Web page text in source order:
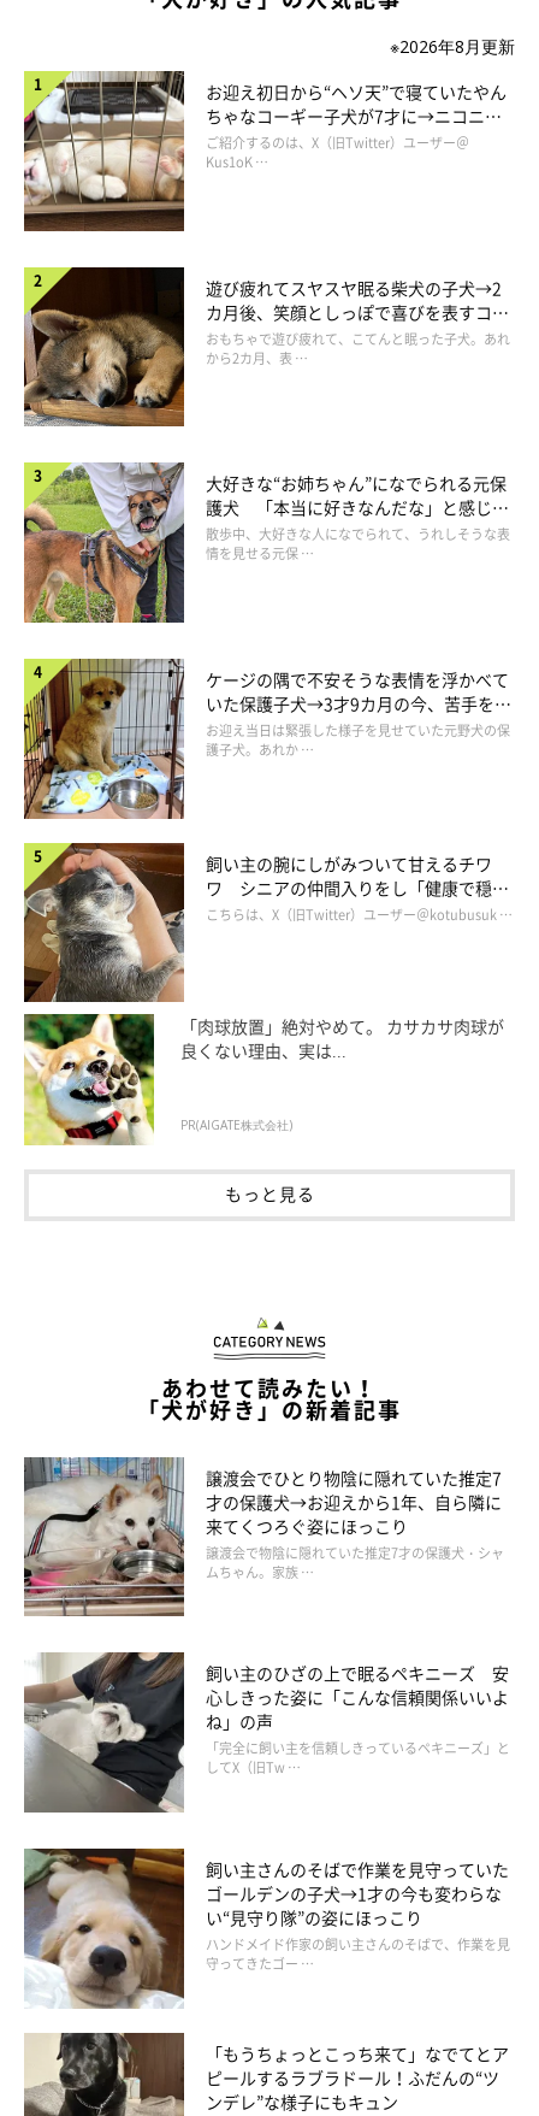
と、すかざす飼い主さんの反対側の足をタッチ♪ でも、自信が
ないのか……
@02305891t
「ほんとにこっちじゃない…？・ω・」
チーズがないほうの飼い主さんの手を、もう一度タッチ（笑）
タロウくん、犬なのに鼻を使わないタイプ
@02305891t
最後はちゃんとチーズの入っている手のほうをタッチできて、よ
せっかくある鼻は 使わないタイプ #勘がはずれた #チーズが
欲しい #柴犬 #柴 #しばいぬ #いぬのきもち #shiba
#shibastagram
02305891さん(@02305891t)がシェアした投稿 -
ニオイを嗅げば一発で当たったかもしれないけれど、あえて
「勘」で挑戦するタロウくん。そんな姿がかわいすぎるのでした
(*´∀｀*)
★Instagram、Twitterで「#いぬのきもち」「#いぬのきもち部」
でご投稿いただいた素敵な写真・動画を紹介しています。
※2026年8月更新
お迎え初日から“ヘソ天”で寝ていたやん
ちゃなコーギー子犬が7才に→ニコニ
コ“コーギースマイル”が魅力のコに成
長！
ご紹介するのは、X（旧Twitter）ユーザー＠
Kus1oK …
遊び疲れてスヤスヤ眠る柴犬の子犬→2
カ月後、笑顔としっぽで喜びを表すコに
成長！
おもちゃで遊び疲れて、こてんと眠った子犬。あれ
から2カ月、表 …
大好きな“お姉ちゃん”になでられる元保
護犬 「本当に好きなんだな」と感じる
表情にほっこり
散歩中、大好きな人になでられて、うれしそうな表
情を見せる元保 …
ケージの隅で不安そうな表情を浮かべて
いた保護子犬→3才9カ月の今、苦手を克
服し頼もしいコに成長！
お迎え当日は緊張した様子を見せていた元野犬の保
護子犬。あれか …
飼い主の腕にしがみついて甘えるチワ
ワ シニアの仲間入りをし「健康で穏や
かな暮らしが続いてほしい」と願う
こちらは、X（旧Twitter）ユーザー＠kotubusuk …
「肉球放置」絶対やめて。 カサカサ肉球が
良くない理由、実は...
PR(AIGATE株式会社)
もっと見る
あわせて読みたい！
「犬が好き」の新着記事
譲渡会でひとり物陰に隠れていた推定7
才の保護犬→お迎えから1年、自ら隣に
来てくつろぐ姿にほっこり
譲渡会で物陰に隠れていた推定7才の保護犬・シャ
ムちゃん。家族 …
飼い主のひざの上で眠るペキニーズ 安
心しきった姿に「こんな信頼関係いいよ
ね」の声
「完全に飼い主を信頼しきっているペキニーズ」と
してX（旧Tw …
飼い主さんのそばで作業を見守っていた
ゴールデンの子犬→1才の今も変わらな
い“見守り隊”の姿にほっこり
ハンドメイド作家の飼い主さんのそばで、作業を見
守ってきたゴー …
「もうちょっとこっち来て」なでてとア
ピールするラブラドール！ふだんの“ツ
ンデレ”な様子にもキュン